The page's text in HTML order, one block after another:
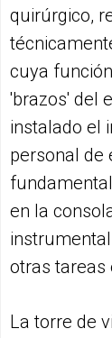
quirúrgico,
cuya
'brazos' del
instalado el
personal de
en la
otras tareas
La torre de